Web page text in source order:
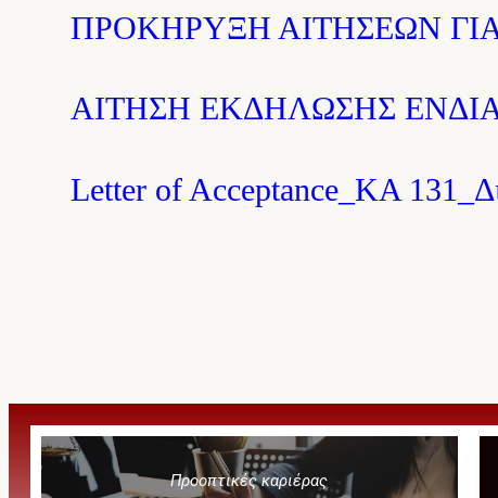
ΠΡΟΚΗΡΥΞΗ ΑΙΤΗΣΕΩΝ
ΑΙΤΗΣΗ ΕΚΔΗΛΩΣΗΣ
Letter of Acceptance_KA
Προοπτικές καριέρας